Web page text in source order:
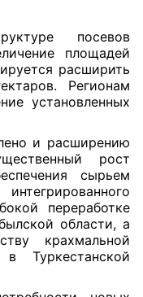
посевов
площадей
расширить
Регионам
установленных
и расширению
рост
сырьем
переработке
области, а
крахмальной
в Туркестанской